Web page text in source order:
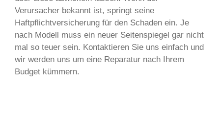
Verursacher bekannt ist, springt seine
Haftpflichtversicherung für den Schaden ein. Je
nach Modell muss ein neuer Seitenspiegel gar nicht
mal so teuer sein. Kontaktieren Sie uns einfach und
wir werden uns um eine Reparatur nach Ihrem
Budget kümmern.